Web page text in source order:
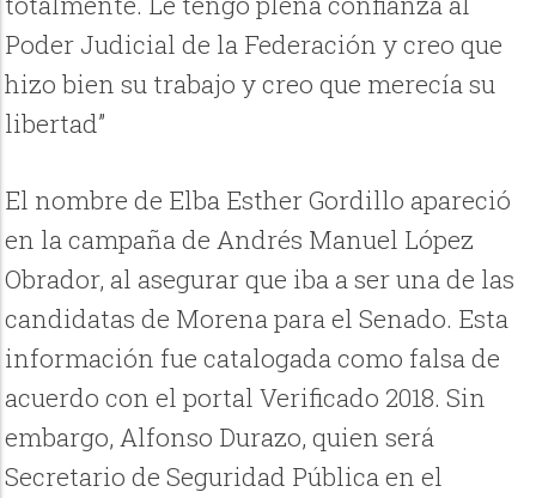
Poder Judicial de la Federación y creo que
hizo bien su trabajo y creo que merecía su
libertad”
El nombre de Elba Esther Gordillo apareció
en la campaña de Andrés Manuel López
Obrador, al asegurar que iba a ser una de las
candidatas de Morena para el Senado. Esta
información fue catalogada como falsa de
acuerdo con el portal Verificado 2018. Sin
embargo, Alfonso Durazo, quien será
Secretario de Seguridad Pública en el